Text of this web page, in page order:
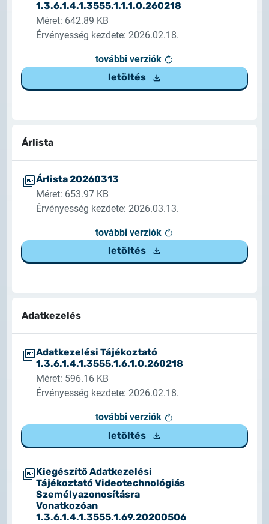
2025.02.26.
Tájékoztatás tanúsítványigénylésről
Teszt tanúsítványok elérhetősége
1.3.6.1.4.1.3555.1.1.1.0.260218
Méret: 642.89 KB
Érvényesség kezdete: 2026.02.18.
további verziók
letöltés
Árlista
Árlista 20260313
Méret: 653.97 KB
Érvényesség kezdete: 2026.03.13.
további verziók
letöltés
Adatkezelés
Adatkezelési Tájékoztató
1.3.6.1.4.1.3555.1.6.1.0.260218
Méret: 596.16 KB
Érvényesség kezdete: 2026.02.18.
további verziók
letöltés
Kiegészítő Adatkezelési
Tájékoztató Videotechnológiás
Személyazonosításra
Vonatkozóan
1.3.6.1.4.1.3555.1.69.20200506